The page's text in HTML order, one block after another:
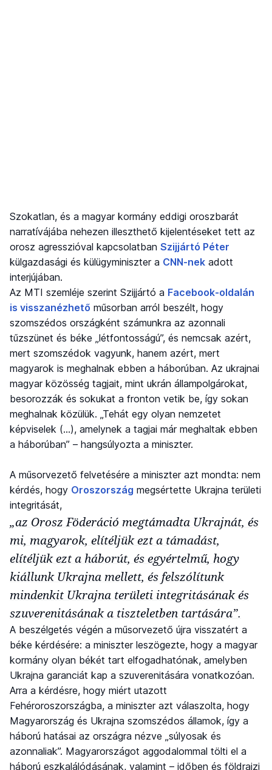
Szokatlan, és a magyar kormány eddigi oroszbarát
narratívájába nehezen illeszthető kijelentéseket tett az
orosz agresszióval kapcsolatban Szijjártó Péter
külgazdasági és külügyminiszter a CNN-nek adott
interjújában.
Az MTI szemléje szerint Szijjártó a Facebook-oldalán
is visszanézhető műsorban arról beszélt, hogy
szomszédos országként számunkra az azonnali
tűzszünet és béke „létfontosságú”, és nemcsak azért,
mert szomszédok vagyunk, hanem azért, mert
magyarok is meghalnak ebben a háborúban. Az ukrajnai
magyar közösség tagjait, mint ukrán állampolgárokat,
besorozzák és sokukat a fronton vetik be, így sokan
meghalnak közülük. „Tehát egy olyan nemzetet
képviselek (…), amelynek a tagjai már meghaltak ebben
a háborúban” – hangsúlyozta a miniszter.
A műsorvezető felvetésére a miniszter azt mondta: nem
kérdés, hogy Oroszország megsértette Ukrajna területi
integritását,
„az Orosz Föderáció megtámadta Ukrajnát, és
mi, magyarok, elítéljük ezt a támadást,
elítéljük ezt a háborút, és egyértelmű, hogy
kiállunk Ukrajna mellett, és felszólítunk
mindenkit Ukrajna területi integritásának és
szuverenitásának a tiszteletben tartására”.
A beszélgetés végén a műsorvezető újra visszatért a
béke kérdésére: a miniszter leszögezte, hogy a magyar
kormány olyan békét tart elfogadhatónak, amelyben
Ukrajna garanciát kap a szuverenitására vonatkozóan.
Arra a kérdésre, hogy miért utazott
Fehéroroszországba, a miniszter azt válaszolta, hogy
Magyarország és Ukrajna szomszédos államok, így a
háború hatásai az országra nézve „súlyosak és
azonnaliak”. Magyarországot aggodalommal tölti el a
háború eszkalálódásának, valamint – időben és földrajzi